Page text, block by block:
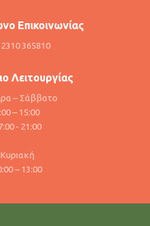
Επικοινωνίας
365810
Λειτουργίας
– Σάββατο
– 15:00
- 21:00
Κυριακή
– 13:00